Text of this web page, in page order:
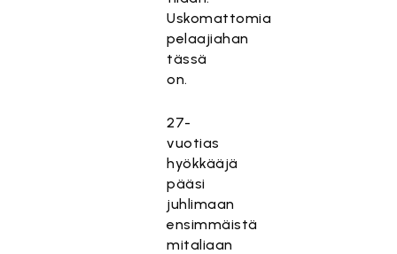
Uskomattomia
pelaajiahan
tässä
on.
27-
vuotias
hyökkääjä
pääsi
juhlimaan
ensimmäistä
mitaliaan